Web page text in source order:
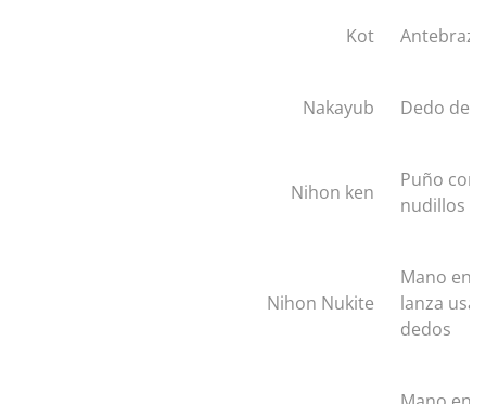
Kot Antebrazo
Nakayub Dedo del
Nihon ken
Puño con
nudillos
Nihon Nukite
Mano en
lanza
dedos